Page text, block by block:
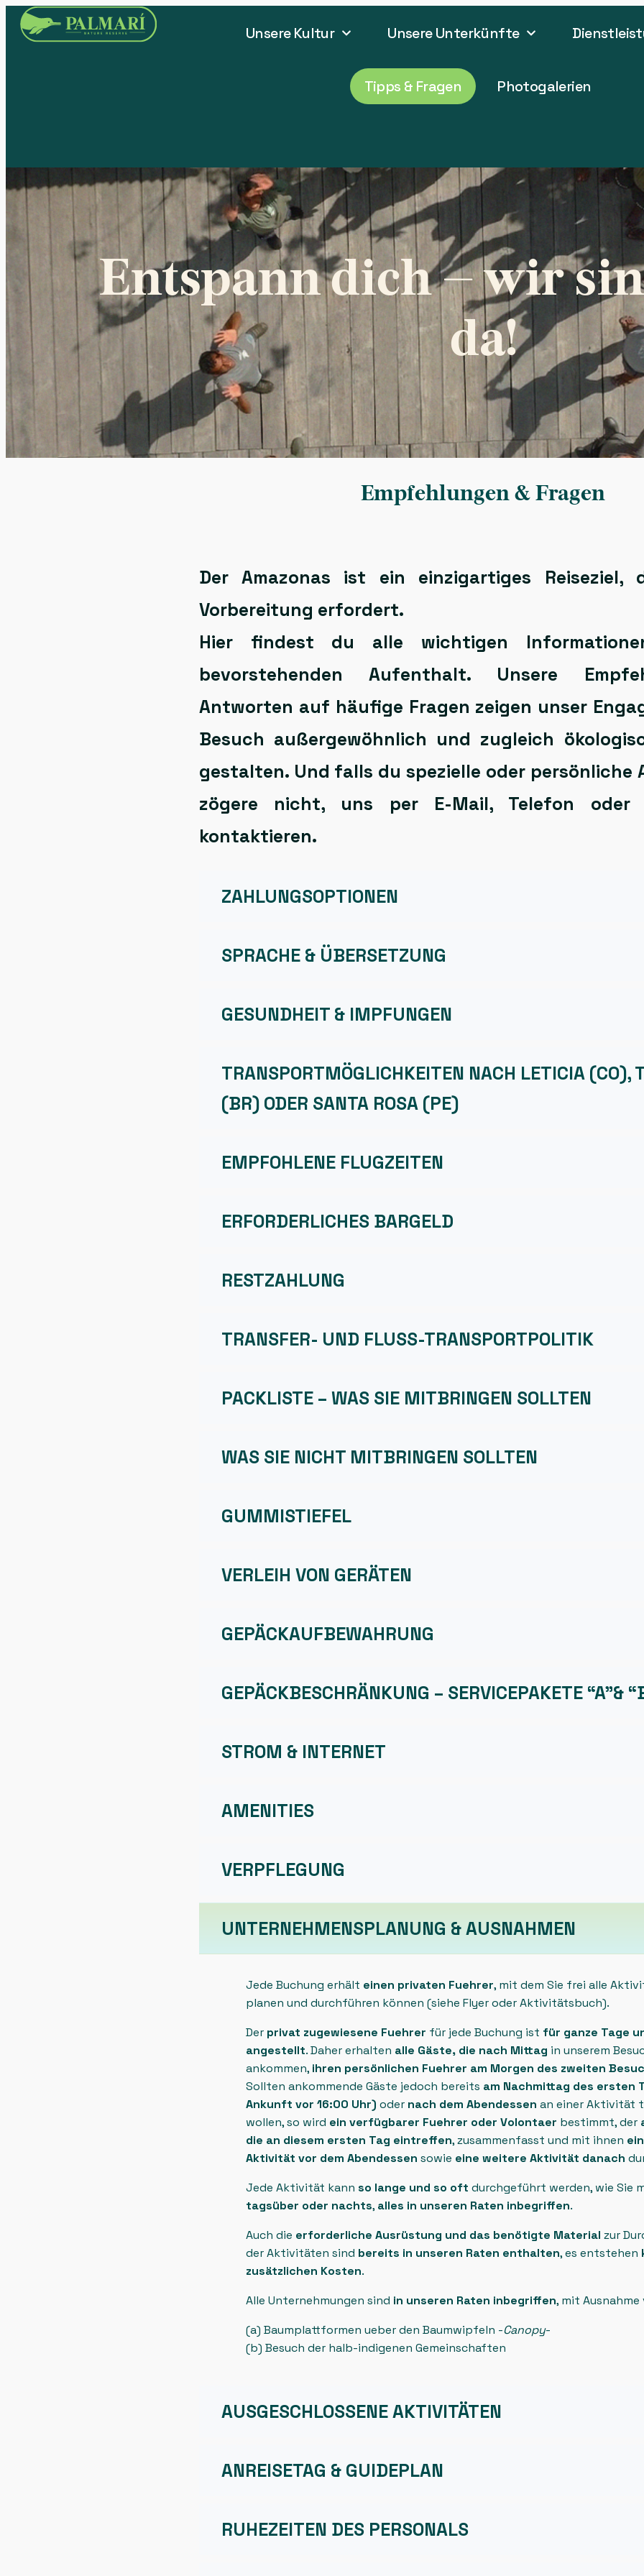
Unsere Kultur Unsere Unterkünfte
Tipps & Fragen Photogalerien
Entspann dich – wir
da!
Empfehlungen & Fragen
DerAmazonas ist ein einzigartiges Reiseziel,
Vorbereitung erfordert.
Hier findest du alle wichtigen
bevorstehenden Aufenthalt. Unsere
Antworten auf häufige Fragen zeigen unser
Besuch außergewöhnlich und zugleich
gestalten. Und falls du spezielle oder persönliche
zögere nicht, uns per E-Mail, Telefon
kontaktieren.
ZAHLUNGSOPTIONEN
SPRACHE & ÜBERSETZUNG
GESUNDHEIT & IMPFUNGEN
TRANSPORTMÖGLICHKEITEN NACH LETICIA (CO),
(BR) ODER SANTA ROSA (PE)
EMPFOHLENE FLUGZEITEN
ERFORDERLICHES BARGELD
RESTZAHLUNG
TRANSFER- UND FLUSS-TRANSPORTPOLITIK
PACKLISTE – WAS SIE MITBRINGEN SOLLTEN
WAS SIE NICHT MITBRINGEN SOLLTEN
GUMMISTIEFEL
VERLEIH VON GERÄTEN
GEPÄCKAUFBEWAHRUNG
GEPÄCKBESCHRÄNKUNG – SERVICEPAKETE “A”&
STROM & INTERNET
AMENITIES
VERPFLEGUNG
UNTERNEHMENSPLANUNG & AUSNAHMEN
Jede Buchung erhält einen privaten Fuehrer, mit dem Sie frei alle
planen und durchführen können (siehe Flyer oder Aktivitätsbuch).
Der privat zugewiesene Fuehrer für jede Buchung ist für ganze Tage
angestellt. Daher erhalten alle Gäste, die nach Mittag in unserem
ankommen, ihren persönlichen Fuehrer am Morgen des zweiten
Sollten ankommende Gäste jedoch bereits am Nachmittag des ersten
Ankunft vor 16:00 Uhr) oder nach dem Abendessen an einer Aktivität
wollen, so wird ein verfügbarer Fuehrer oder Volontaer bestimmt, der
die an diesem ersten Tag eintreffen, zusammenfasst und mit ihnen
Aktivität vor dem Abendessen sowie eine weitere Aktivität danach
Jede Aktivität kann so lange und so oft durchgeführt werden, wie Sie
tagsüber oder nachts, alles in unseren Raten inbegriffen.
Auch die erforderliche Ausrüstung und das benötigte Material zur
der Aktivitäten sind bereits in unseren Raten enthalten, es entstehen
zusätzlichen Kosten.
Alle Unternehmungen sind in unseren Raten inbegriffen, mit Ausnahme
(a) Baumplattformen ueber den Baumwipfeln -Canopy-
(b) Besuch der halb-indigenen Gemeinschaften
AUSGESCHLOSSENE AKTIVITÄTEN
ANREISETAG & GUIDEPLAN
RUHEZEITEN DES PERSONALS